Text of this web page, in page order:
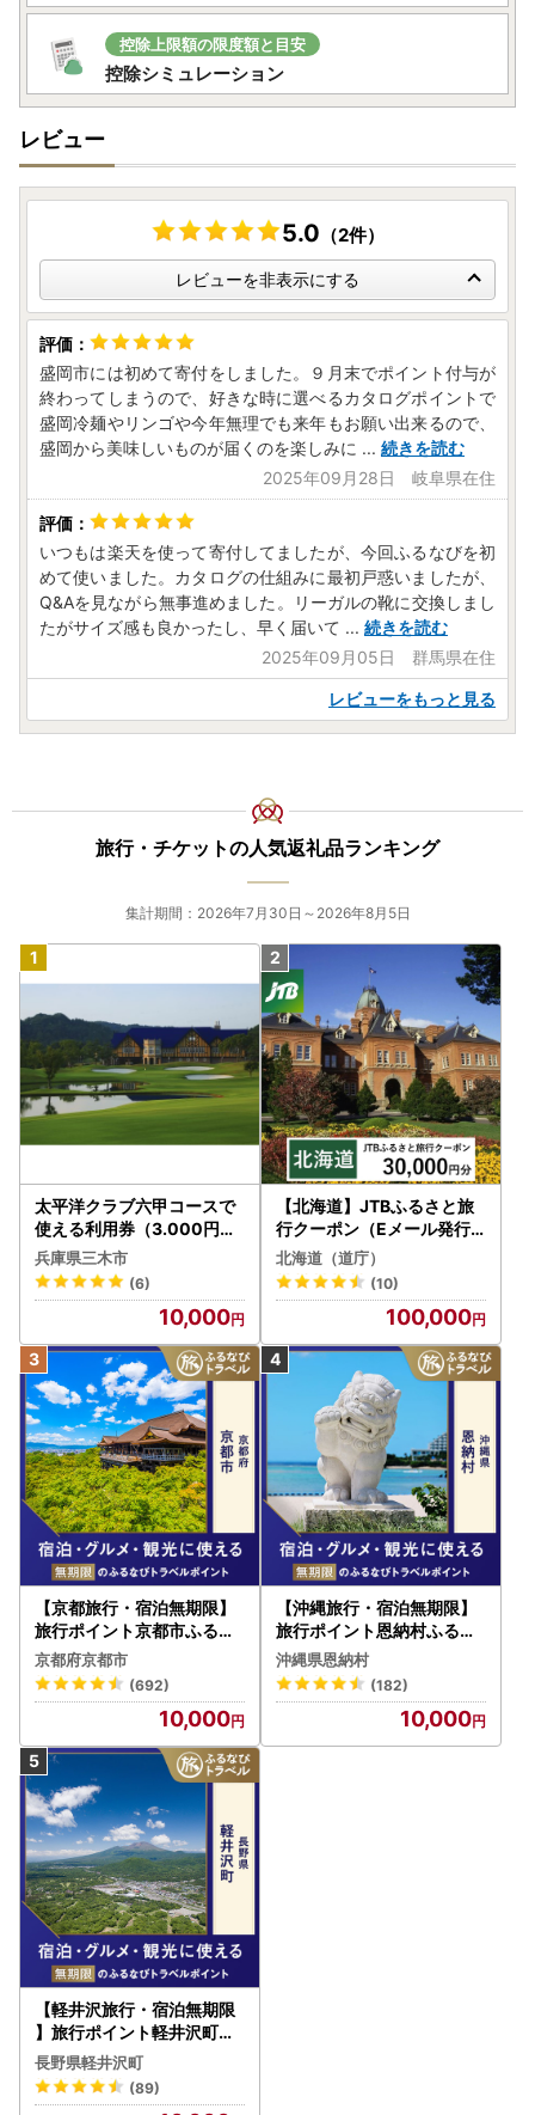
控除上限額の限度額と目安
控除シミュレーション
レビュー
5.0 （2件）
レビューを非表示にする
盛岡市には初めて寄付をしました。９月末でポイント付与が
終わってしまうので、好きな時に選べるカタログポイントで
盛岡冷麺やリンゴや今年無理でも来年もお願い出来るので、
盛岡から美味しいものが届くのを楽しみに ... 続きを読む
2025年09月28日 岐阜県在住
いつもは楽天を使って寄付してましたが、今回ふるなびを初
めて使いました。カタログの仕組みに最初戸惑いましたが、
Q&Aを見ながら無事進めました。リーガルの靴に交換しまし
たがサイズ感も良かったし、早く届いて ... 続きを読む
2025年09月05日 群馬県在住
レビューをもっと見る
旅行・チケットの人気返礼品ランキング
集計期間：2026年7月30日～2026年8月5日
太平洋クラブ六甲コースで
使える利用券（3.000円分
）
兵庫県三木市
(6)
10,000
【北海道】JTBふるさと旅
行クーポン（Eメール発行
）30,000円分 旅行 トラベ
ル 宿泊 人気 おすすめ JTB
W030T
北海道（道庁）
(10)
100,000
【京都旅行・宿泊無期限】
旅行ポイント京都市ふるな
びトラベルポイント
京都府京都市
(692)
10,000
【沖縄旅行・宿泊無期限】
旅行ポイント恩納村ふるな
びトラベルポイント
沖縄県恩納村
(182)
10,000
【軽井沢旅行・宿泊無期限
】旅行ポイント軽井沢町ふ
るなびトラベルポイント
長野県軽井沢町
(89)